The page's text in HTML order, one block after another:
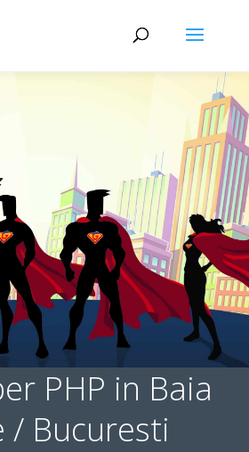
PHP in Baia
/ Bucuresti